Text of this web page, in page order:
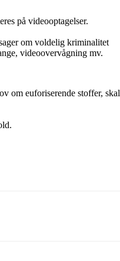
på videooptagelser.
om voldelig kriminalitet
videoovervågning mv.
om euforiserende stoffer,